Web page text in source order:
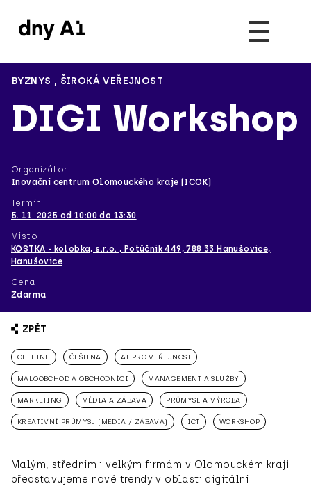
BYZNYS , ŠIROKÁ VEŘEJNOST
DIGI Workshop
Organizátor
Inovační centrum Olomouckého kraje (ICOK)
Termín
5. 11. 2025 od 10:00 do 13:30
Místo
KOSTKA - kolobka, s.r.o. , Potůčník 449, 788 33 Hanušovice,
Hanušovice
Cena
Zdarma
ZPĚT
OFFLINE ČEŠTINA AI PRO VEŘEJNOST
MALOOBCHOD A OBCHODNÍCI MANAGEMENT A SLUŽBY
MARKETING MÉDIA A ZÁBAVA PRŮMYSL A VÝROBA
KREATIVNÍ PRŮMYSL (MÉDIA / ZÁBAVA) ICT WORKSHOP
Malým, středním i velkým firmám v Olomouckém kraji
představujeme nové trendy v oblasti digitální